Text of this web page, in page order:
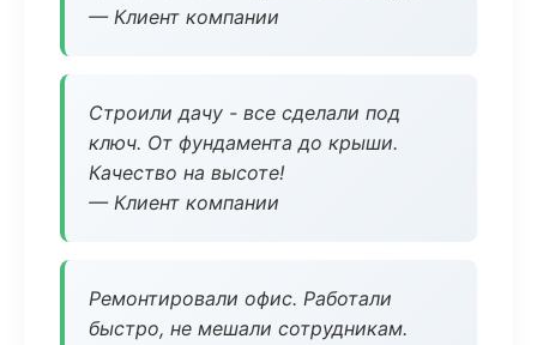
— Клиент компании
Строили дачу - все сделали под
ключ. От фундамента до крыши.
Качество на высоте!
— Клиент компании
Ремонтировали офис. Работали
быстро, не мешали сотрудникам.